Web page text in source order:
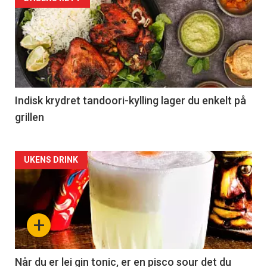
Indisk krydret tandoori-kylling lager du enkelt på
grillen
Forsiden
akkurat
nå
-
+
UKENS DRINK
Når du er lei gin tonic, er en pisco sour det du